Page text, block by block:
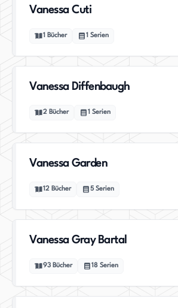
Vanessa Cuti
1 Bücher 1 Serien
Vanessa Diffenbaugh
2 Bücher 1 Serien
Vanessa Garden
12 Bücher 5 Serien
Vanessa Gray Bartal
93 Bücher 18 Serien